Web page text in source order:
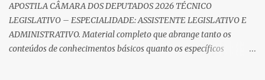
APOSTILA CÂMARA DOS DEPUTADOS 2026 TÉCNICO
LEGISLATIVO – ESPECIALIDADE: ASSISTENTE LEGISLATIVO E
ADMINISTRATIVO. Material completo que abrange tanto os
conteúdos de conhecimentos básicos quanto os específicos